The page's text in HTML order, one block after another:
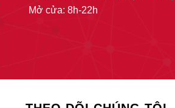
Mở cửa: 8h-22h